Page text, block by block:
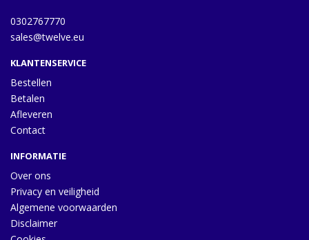
0302767770
sales@twelve.eu
KLANTENSERVICE
Bestellen
Betalen
Afleveren
Contact
INFORMATIE
Over ons
Privacy en veiligheid
Algemene voorwaarden
Disclaimer